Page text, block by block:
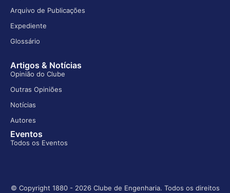
Arquivo de Publicações
Expediente
Glossário
Artigos & Notícias
Opinião do Clube
Outras Opiniões
Notícias
Autores
Eventos
Todos os Eventos
© Copyright 1880 - 2026 Clube de Engenharia. Todos os direitos